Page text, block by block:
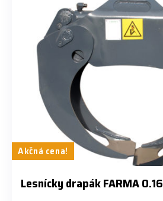
Akčná cena!
Lesnícky drapák FARMA 0.16